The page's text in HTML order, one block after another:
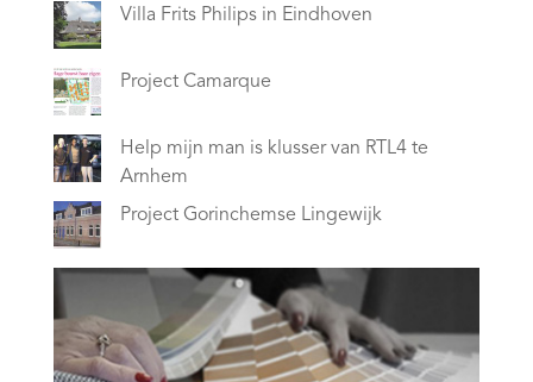
Villa Frits Philips in Eindhoven
Project Camarque
Help mijn man is klusser van RTL4 te
Arnhem
Project Gorinchemse Lingewijk